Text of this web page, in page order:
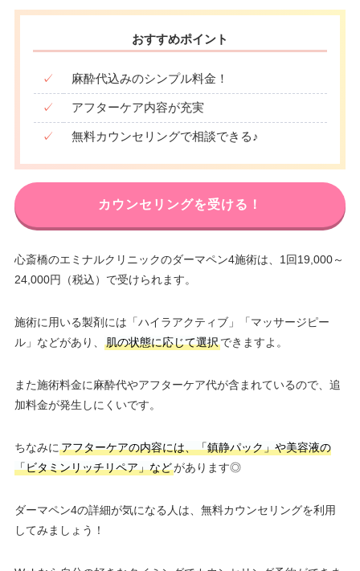
おすすめポイント
✓ 麻酔代込みのシンプル料金！
✓ アフターケア内容が充実
✓ 無料カウンセリングで相談できる♪
カウンセリングを受ける！
心斎橋のエミナルクリニックのダーマペン4施術は、1回19,000～
24,000円（税込）で受けられます。
施術に用いる製剤には「ハイラアクティブ」「マッサージピー
ル」などがあり、
肌の状態に応じて選択できますよ。
また施術料金に麻酔代やアフターケア代が含まれているので、追
加料金が発生しにくいです。
ちなみにアフターケアの内容には、「鎮静パック」や美容液の
「ビタミンリッチリペア」などがあります◎
ダーマペン4の詳細が気になる人は、無料カウンセリングを利用
してみましょう！